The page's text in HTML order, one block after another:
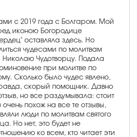
с 2019 года с Болгаром. Мой
иконою Богородице
оставляла здесь. Но
чудесами по молитвам
Николаю Чудотворцу. Подала
при молитве по
Сколько было чудес явлено,
скорый помощник. Давно
но все раздумывала: стоит
очень похож на все те отзывы,
люди по молитвам святого
Но нет, это будет не
ко всем, кто читает эти